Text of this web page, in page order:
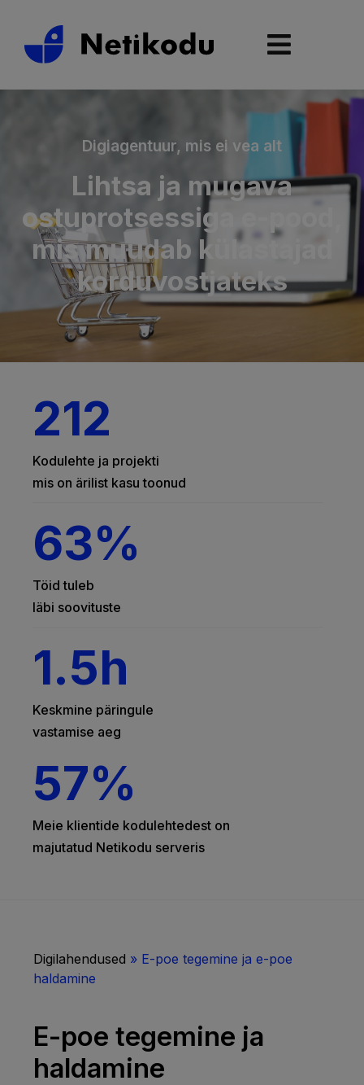
Digiagentuur, mis ei vea alt
Lihtsa ja mugava
ostuprotsessiga e-pood,
mis muudab külastajad
korduvostjateks
212
Kodulehte ja projekti
mis on ärilist kasu toonud
63%
Töid tuleb
läbi soovituste
1.5h
Keskmine päringule
vastamise aeg
57%
Meie klientide kodulehtedest on
majutatud Netikodu serveris
Digilahendused » E-poe tegemine ja e-poe
haldamine
E-poe tegemine ja
haldamine